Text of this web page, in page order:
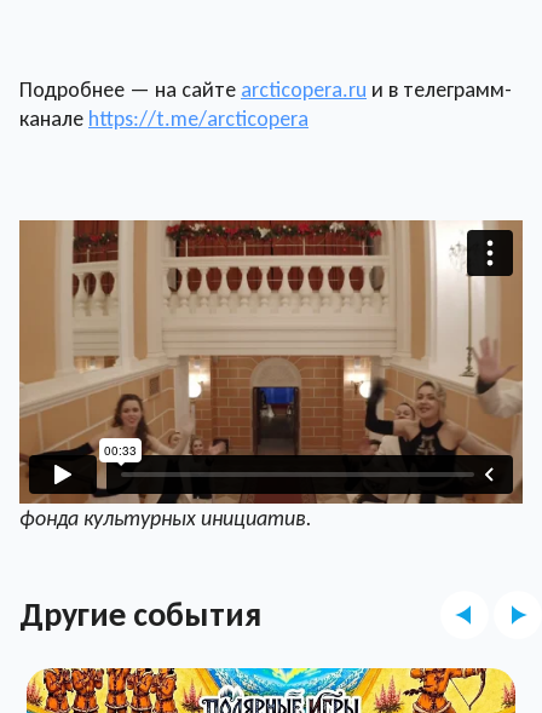
Подробнее — на сайте arcticopera.ru и в телеграмм-
канале https://t.me/arcticopera
Проект реализуется при поддержке Президентского
фонда культурных инициатив.
Другие события